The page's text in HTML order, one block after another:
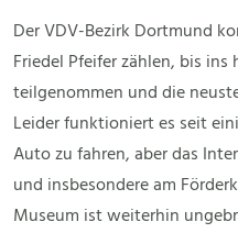
Der VDV-Bezirk Dortmund
Friedel Pfeifer zählen, bis
teilgenommen und die
Leider funktioniert es seit
Auto zu fahren, aber das
und insbesondere am
Museum ist weiterhin